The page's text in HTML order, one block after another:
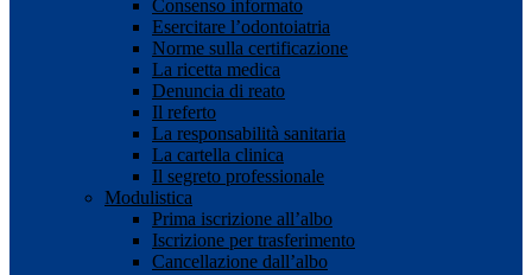
Consenso informato
Esercitare l’odontoiatria
Norme sulla certificazione
La ricetta medica
Denuncia di reato
Il referto
La responsabilità sanitaria
La cartella clinica
Il segreto professionale
Modulistica
Prima iscrizione all’albo
Iscrizione per trasferimento
Cancellazione dall’albo